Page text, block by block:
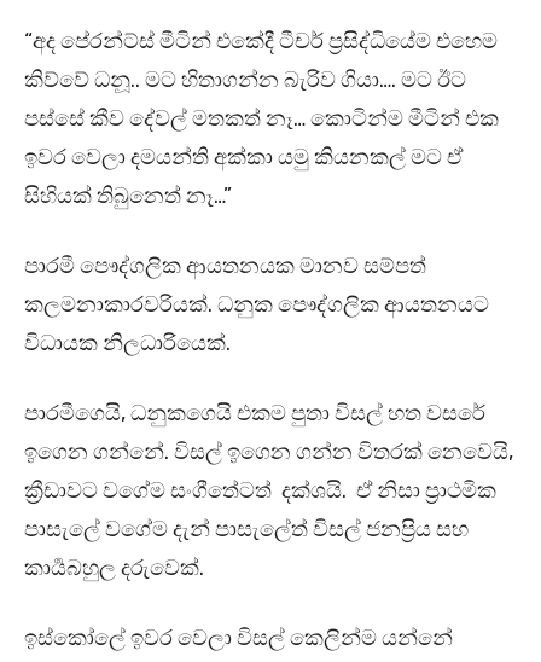
“අද පේරන්ට්ස් මීටින් එකේදී ටීචර් ප්‍රසිද්ධියේම එහෙම
කිව්වේ ධනූ.. මට හිතාගන්න බැරිව ගියා…. මට ඊට
පස්සේ කීව දේවල් මතකත් නෑ… කොටින්ම මීටින් එක
ඉවර වෙලා දමයන්ති අක්කා යමු කියනකල් මට ඒ
සිහියක් තිබුනෙත් නෑ…”
පාරමී පෞද්ගලික ආයතනයක මානව සම්පත්
කලමනාකාරවරියක්. ධනුක පෞද්ගලික ආයතනයට
විධායක නිලධාරියෙක්.
පාරමීගෙයි, ධනුකගෙයි එකම පුතා විසල් හත වසරේ
ඉගෙන ගන්නේ. විසල් ඉගෙන ගන්න විතරක් නෙවෙයි,
ක්‍රීඩාවට වගේම සංගීතේටත් දක්ශයි. ඒ නිසා ප්‍රාථමික
පාසැලේ වගේම දැන් පාසැලේත් විසල් ජනප්‍රිය සහ
කාර්‍යබහුල දරුවෙක්.
ඉස්කෝලේ ඉවර වෙලා විසල් කෙලින්ම යන්නේ